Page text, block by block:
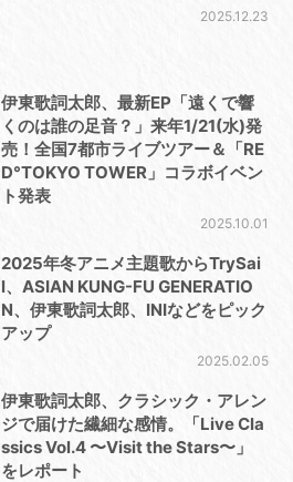
2025.12.23
伊東歌詞太郎、最新EP「遠くで響
くのは誰の足音？」来年1/21(水)発
売！全国7都市ライブツアー＆「RE
D°TOKYO TOWER」コラボイベン
ト発表
2025.10.01
2025年冬アニメ主題歌からTrySai
l、ASIAN KUNG-FU GENERATIO
N、伊東歌詞太郎、INIなどをピック
アップ
2025.02.05
伊東歌詞太郎、クラシック・アレン
ジで届けた繊細な感情。「Live Cla
ssics Vol.4 〜Visit the Stars〜」
をレポート